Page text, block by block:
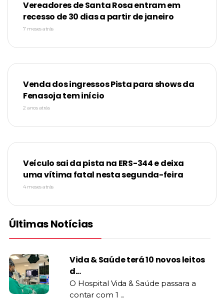
Vereadores de Santa Rosa entram em
recesso de 30 dias a partir de janeiro
7 meses atrás
Venda dos ingressos Pista para shows da
Fenasoja tem início
2 anos atrás
Veículo sai da pista na ERS-344 e deixa
uma vítima fatal nesta segunda-feira
4 meses atrás
Últimas Notícias
Vida & Saúde terá 10 novos leitos
d...
O Hospital Vida & Saúde passara a
contar com 1 ...